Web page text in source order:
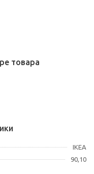
товара
IKEA
90,10